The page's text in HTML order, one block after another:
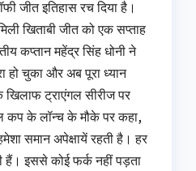
जीत इतिहास रच दिया है।
खिताबी जीत को एक सप्ताह
कप्तान महेंद्र सिंह धोनी ने
हो चुका और अब पूरा ध्यान
ट्राएंगल सीरीज पर
कप के लॉन्‍च के मौके पर कहा,
समान अपेक्षायें रहती है। हर
हैं। इससे कोई फर्क नहीं पड़ता